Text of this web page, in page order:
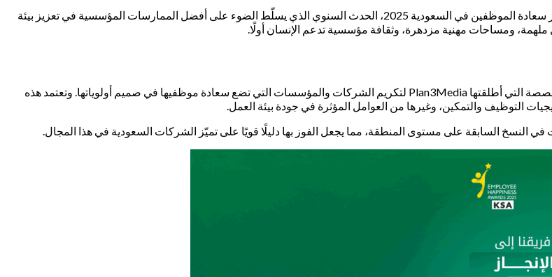
وسط أجواء ملؤها الفخر والاعتزاز، توجت بيوت السعودية بثلاث جوائز متميزة ضمن جوائز سعادة الموظفين في السعودية 2025، الحدث السنوي الذي يسلّط الضوء على أفضل الممارسات المؤسسية في تعزيز بيئة
ملهمة، ومساحات مهنية مزدهرة، وثقافة مؤسسية تدعم الإنسان أولًا.
هي إحدى المبادرات المتخصصة التي أطلقتها Plan3Media لتكريم الشركات والمؤسسات التي تضع سعادة موظفيها في صميم أولوياتها. وتعتمد هذه
التوظيف والتمكين، وغيرها من العوامل المؤثرة في جودة بيئة العمل.
النسخ السابقة على مستوى المنطقة، مما يجعل الفوز بها دليلًا قويًا على تميّز الشركات السعودية في هذا المجال.